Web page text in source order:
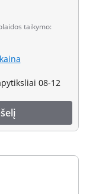
taikymo:
08-12